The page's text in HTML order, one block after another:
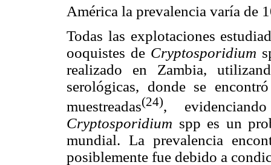
América la prevalencia varía de
Todas las explotaciones
ooquistes de Cryptosporidium
realizado en Zambia,
serológicas, donde se
muestreadas(24),
Cryptosporidium spp es un
mundial. La prevalencia
posiblemente fue debido a